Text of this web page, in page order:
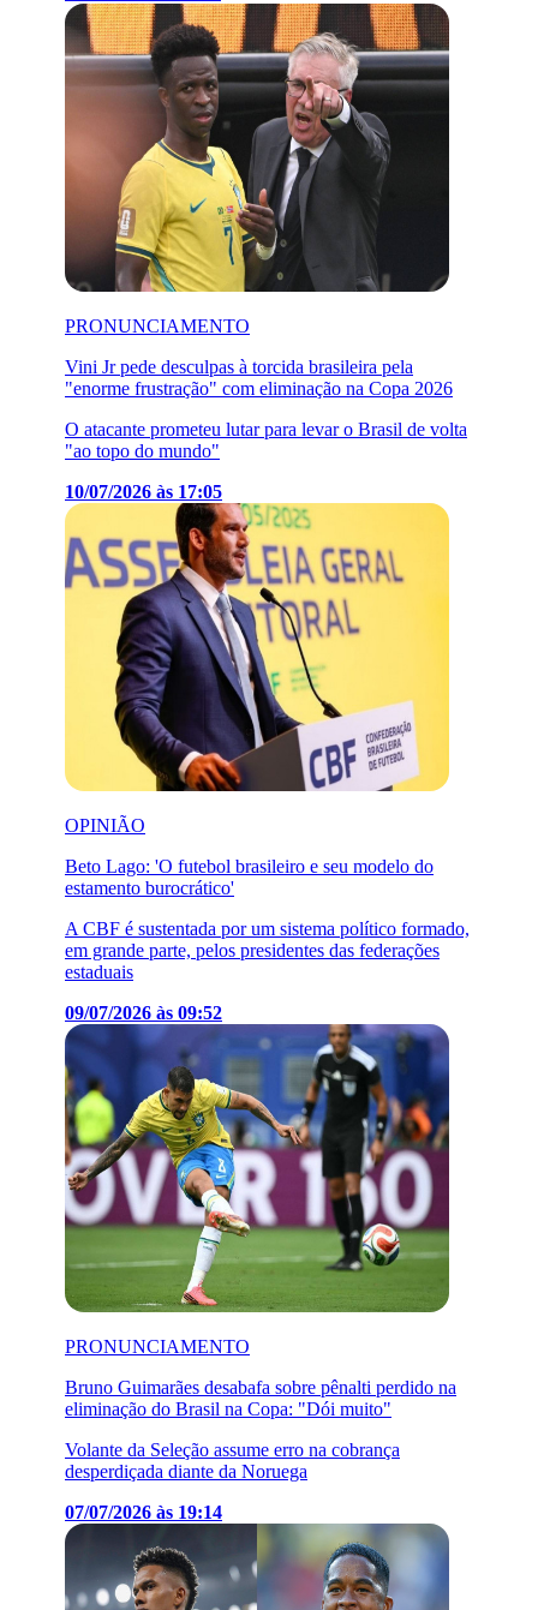
PRONUNCIAMENTO
Vini Jr pede desculpas à torcida brasileira pela
"enorme frustração" com eliminação na Copa 2026
O atacante prometeu lutar para levar o Brasil de volta
"ao topo do mundo"
10/07/2026 às 17:05
OPINIÃO
Beto Lago: 'O futebol brasileiro e seu modelo do
estamento burocrático'
A CBF é sustentada por um sistema político formado,
em grande parte, pelos presidentes das federações
estaduais
09/07/2026 às 09:52
PRONUNCIAMENTO
Bruno Guimarães desabafa sobre pênalti perdido na
eliminação do Brasil na Copa: "Dói muito"
Volante da Seleção assume erro na cobrança
desperdiçada diante da Noruega
07/07/2026 às 19:14